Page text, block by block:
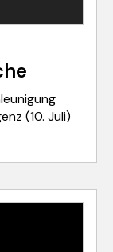
(10. Juli)